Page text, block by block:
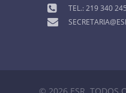
TEL.: 219 340 245